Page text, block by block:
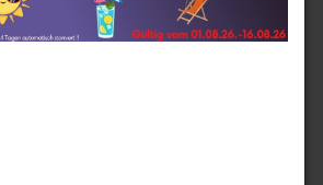
2007 " Liberty " 1:87